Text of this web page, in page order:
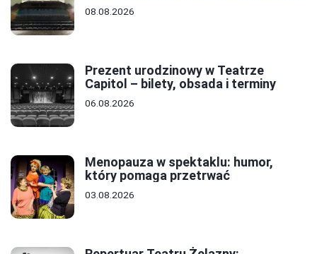
08.08.2026
Prezent urodzinowy w Teatrze
Capitol – bilety, obsada i terminy
06.08.2026
Menopauza w spektaklu: humor,
który pomaga przetrwać
03.08.2026